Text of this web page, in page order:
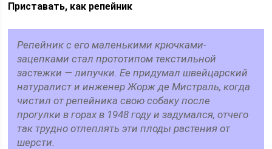
Приставать, как репейник
Репейник с его маленькими крючками-
зацепками стал прототипом текстильной
застежки — липучки. Ее придумал швейцарский
натуралист и инженер Жорж де Мистраль, когда
чистил от репейника свою собаку после
прогулки в горах в 1948 году и задумался, отчего
так трудно отлеплять эти плоды растения от
шерсти.